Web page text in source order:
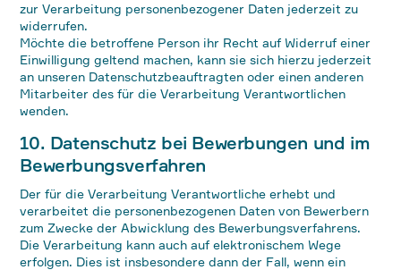
zur Verarbeitung personenbezogener Daten jederzeit zu
widerrufen.
Möchte die betroffene Person ihr Recht auf Widerruf einer
Einwilligung geltend machen, kann sie sich hierzu jederzeit
an unseren Datenschutzbeauftragten oder einen anderen
Mitarbeiter des für die Verarbeitung Verantwortlichen
wenden.
10. Datenschutz bei Bewerbungen und im
Bewerbungsverfahren
Der für die Verarbeitung Verantwortliche erhebt und
verarbeitet die personenbezogenen Daten von Bewerbern
zum Zwecke der Abwicklung des Bewerbungsverfahrens.
Die Verarbeitung kann auch auf elektronischem Wege
erfolgen. Dies ist insbesondere dann der Fall, wenn ein